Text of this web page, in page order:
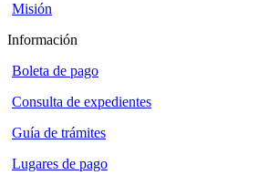
Misión
Información
Boleta de pago
Consulta de expedientes
Guía de trámites
Lugares de pago